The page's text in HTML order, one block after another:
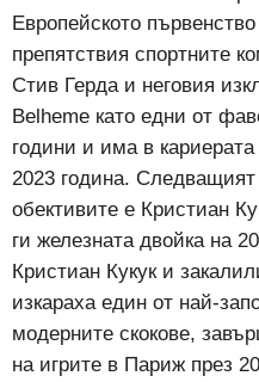
Европейското
препятствия спортните
Стив Герда и неговия
Belheme като едни от
години и има в
2023 година. Следващият
обективите е Кристиан
ги железната двойка на
Кристиан Кукук и
изкараха един от най-
модерните скокове,
на игрите в Париж през